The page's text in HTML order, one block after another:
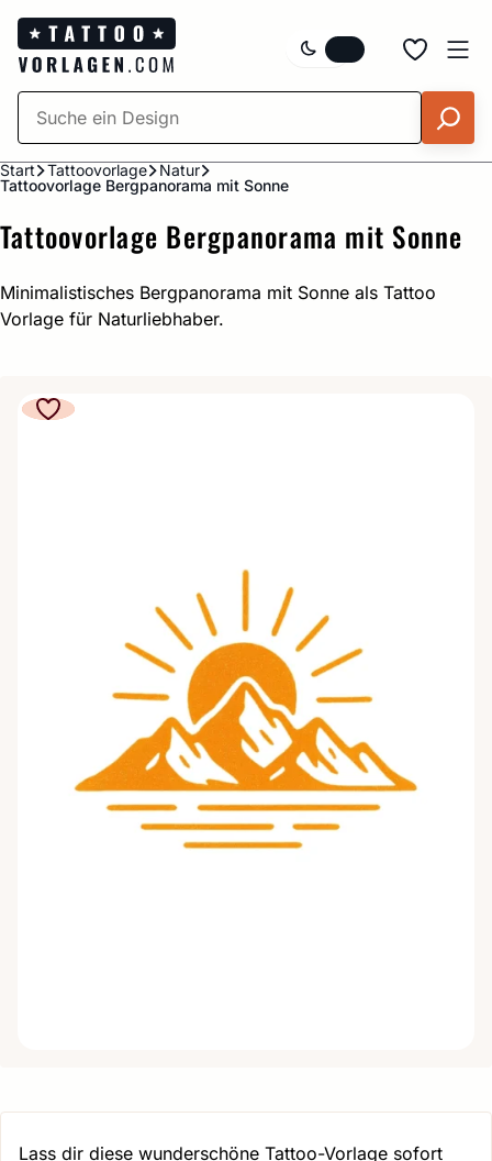
Zum
Inhalt
springen
Start Tattoovorlage
Natur
Tattoovorlage Bergpanorama mit Sonne
Tattoovorlage Bergpanorama mit Sonne
Minimalistisches Bergpanorama mit Sonne als Tattoo
Vorlage für Naturliebhaber.
Lass dir diese wunderschöne Tattoo-Vorlage sofort